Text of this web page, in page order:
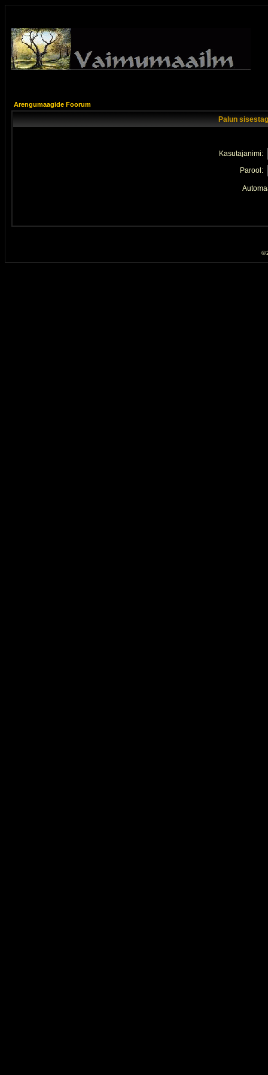
Arengumaagide Foorum
Palun
Kasutajanimi:
Parool:
©